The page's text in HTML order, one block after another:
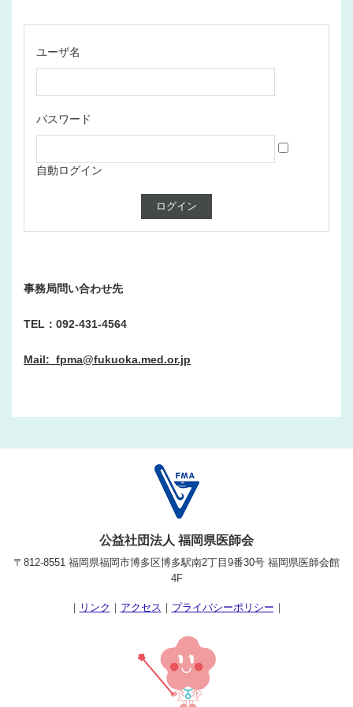
ユーザ名
パスワード
自動ログイン
事務局問い合わせ先
TEL：092-431-4564
Mail: fpma@fukuoka.med.or.jp
公益社団法人 福岡県医師会
〒812-8551 福岡県福岡市博多区博多駅南2丁目9番30号 福岡県医師会館
4F
｜ リンク ｜ アクセス ｜ プライバシーポリシー ｜